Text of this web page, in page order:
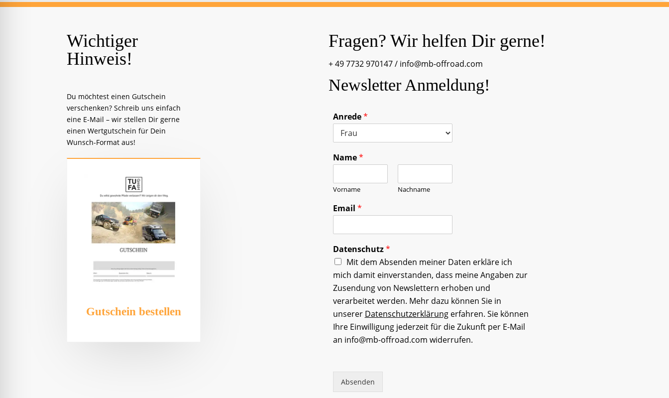
Wichtiger
Hinweis!
Du möchtest einen Gutschein
verschenken? Schreib uns einfach
eine E-Mail – wir stellen Dir gerne
einen Wertgutschein für Dein
Wunsch-Format aus!
Gutschein bestellen
Fragen? Wir helfen Dir gerne!
+ 49 7732 970147/ info@mb-offroad.com
Newsletter Anmeldung!
Anrede*
Name*
Vorname Nachname
Email *
Datenschutz*
Mit dem Absenden meiner Daten erkläre ich
mich damit einverstanden, dass meine Angaben zur
Zusendung von Newslettern erhoben und
verarbeitet werden. Mehr dazu können Sie in
unserer Datenschutzerklärungerfahren. Sie können
Ihre Einwilligung jederzeit für die Zukunft per E-Mail
an info@mb-offroad.com widerrufen.
Absenden